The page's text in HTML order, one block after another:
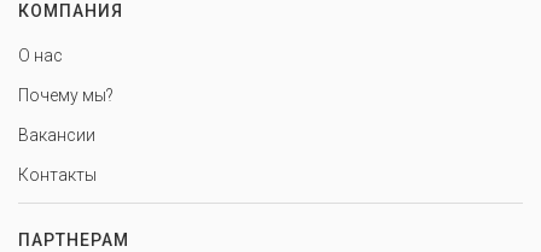
КОМПАНИЯ
О нас
Почему мы?
Вакансии
Контакты
ПАРТНЕРАМ